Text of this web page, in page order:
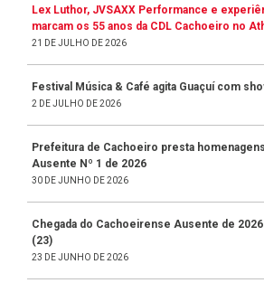
Lex Luthor, JVSAXX Performance e
marcam os 55 anos da CDL Cachoeiro no
21 DE JULHO DE 2026
Festival Música & Café agita Guaçuí com
2 DE JULHO DE 2026
Prefeitura de Cachoeiro presta
Ausente Nº 1 de 2026
30 DE JUNHO DE 2026
Chegada do Cachoeirense Ausente de
(23)
23 DE JUNHO DE 2026